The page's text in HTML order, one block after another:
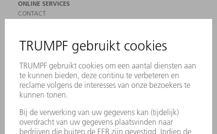
ONLINE SERVICES
CONTACT
AANMELDEN VOOR NIEUWSBRIEF
MYTRUMPF
VEILIGHEIDSGEGEVENSBLADEN
PRODUCTEN
MACHINES & SYSTEMEN
LASER
ELEKTROGEREEDSCHAP
SMART FACTORY
SOFTWARE